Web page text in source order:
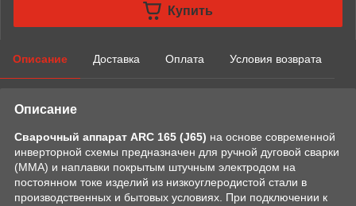
Купить
Описание Доставка Оплата Условия возврата
Описание
Сварочный аппарат ARC 165 (J65) на основе современной
инверторной схемы предназначен для ручной дуговой сварки
(MMA) и наплавки покрытым штучным электродом на
постоянном токе изделий из низкоуглеродистой стали в
производственных и бытовых условиях. При подключении к